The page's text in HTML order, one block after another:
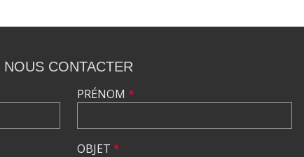
NOUS CONTACTER
PRÉNOM *
OBJET *